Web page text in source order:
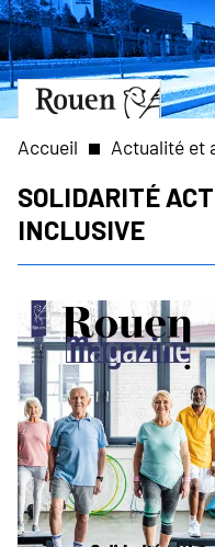
Aller
au
contenu
principal
Aller
à
la
page
Slide
of
1
Fil
d'Ariane
Accueil Actualité et
Solidarité
inclusive